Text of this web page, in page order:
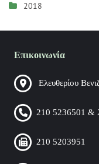
2018
Επικοινωνία
Ελευθερίου
210 5236501 &
210 5203951